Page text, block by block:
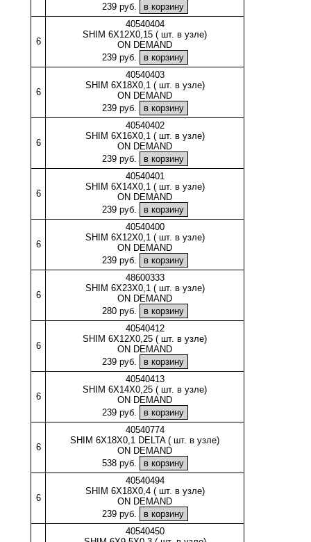
239 руб.
6
40540404
SHIM 6X12X0,15 ( шт. в узле)
ON DEMAND
239 руб.
6
40540403
SHIM 6X18X0,1 ( шт. в узле)
ON DEMAND
239 руб.
6
40540402
SHIM 6X16X0,1 ( шт. в узле)
ON DEMAND
239 руб.
6
40540401
SHIM 6X14X0,1 ( шт. в узле)
ON DEMAND
239 руб.
6
40540400
SHIM 6X12X0,1 ( шт. в узле)
ON DEMAND
239 руб.
6
48600333
SHIM 6X23X0,1 ( шт. в узле)
ON DEMAND
280 руб.
6
40540412
SHIM 6X12X0,25 ( шт. в узле)
ON DEMAND
239 руб.
6
40540413
SHIM 6X14X0,25 ( шт. в узле)
ON DEMAND
239 руб.
6
40540774
SHIM 6X18X0,1 DELTA ( шт. в узле)
ON DEMAND
538 руб.
6
40540494
SHIM 6X18X0,4 ( шт. в узле)
ON DEMAND
239 руб.
40540450